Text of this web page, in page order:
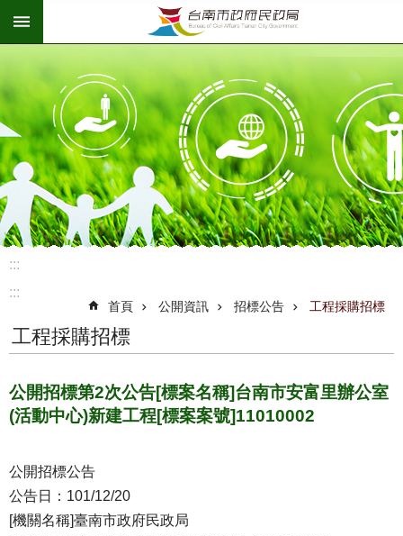
跳到主要內容區塊
:::
:::
首頁 公開資訊 招標公告 工程採購招標
工程採購招標
公開招標第2次公告[標案名稱]台南市安富里辦公室
(活動中心)新建工程[標案案號]11010002
公開招標公告
公告日：101/12/20
[機關名稱]臺南市政府民政局